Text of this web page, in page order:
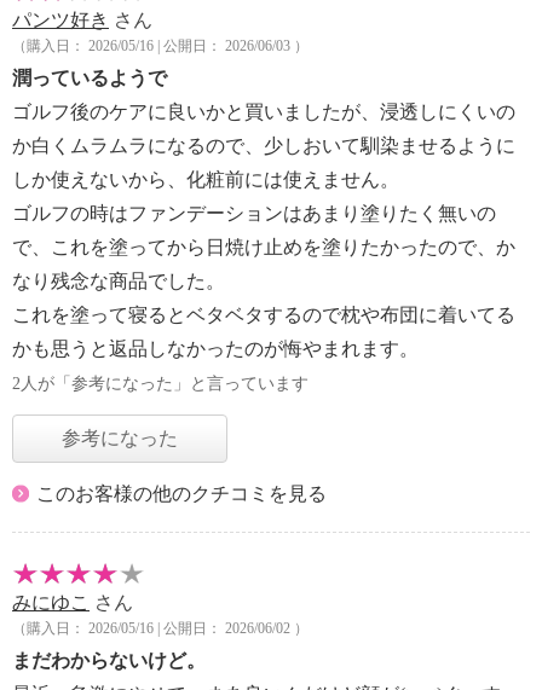
パンツ好き さん
（購入日： 2026/05/16 | 公開日： 2026/06/03 ）
潤っているようで
ゴルフ後のケアに良いかと買いましたが、浸透しにくいの
か白くムラムラになるので、少しおいて馴染ませるように
しか使えないから、化粧前には使えません。
ゴルフの時はファンデーションはあまり塗りたく無いの
で、これを塗ってから日焼け止めを塗りたかったので、か
なり残念な商品でした。
これを塗って寝るとベタベタするので枕や布団に着いてる
かも思うと返品しなかったのが悔やまれます。
2人が「参考になった」と言っています
参考になった
このお客様の他のクチコミを見る
みにゆこ さん
（購入日： 2026/05/16 | 公開日： 2026/06/02 ）
まだわからないけど。